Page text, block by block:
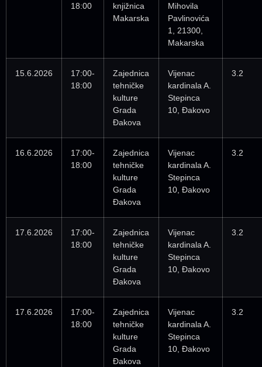
18:00
knjižnica
Makarska
Mihovila
Pavlinovića
1, 21300,
Makarska
15.6.2026
17:00-
18:00
Zajednica
tehničke
kulture
Grada
Đakova
Vijenac
kardinala A.
Stepinca
10, Đakovo
3.2
16.6.2026
17:00-
18:00
Zajednica
tehničke
kulture
Grada
Đakova
Vijenac
kardinala A.
Stepinca
10, Đakovo
3.2
17.6.2026
17:00-
18:00
Zajednica
tehničke
kulture
Grada
Đakova
Vijenac
kardinala A.
Stepinca
10, Đakovo
3.2
17.6.2026
17:00-
18:00
Zajednica
tehničke
kulture
Grada
Đakova
Vijenac
kardinala A.
Stepinca
10, Đakovo
3.2